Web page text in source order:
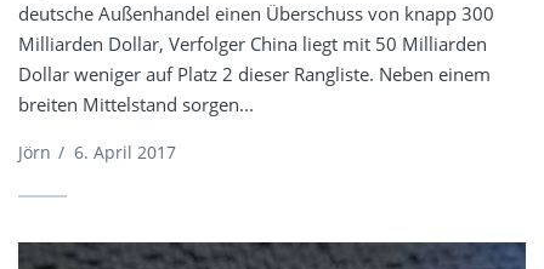
deutsche Außenhandel einen Überschuss von knapp 300
Milliarden Dollar, Verfolger China liegt mit 50 Milliarden
Dollar weniger auf Platz 2 dieser Rangliste. Neben einem
breiten Mittelstand sorgen...
Jörn / 6. April 2017